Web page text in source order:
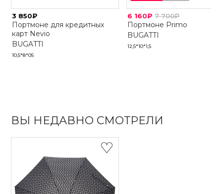
3 850₽
Портмоне для кредитных
карт Nevio
BUGATTI
10,5*8*05
6 160₽ 7 700₽
Портмоне Primo
BUGATTI
12,5*10*1,5
ВЫ НЕДАВНО СМОТРЕЛИ